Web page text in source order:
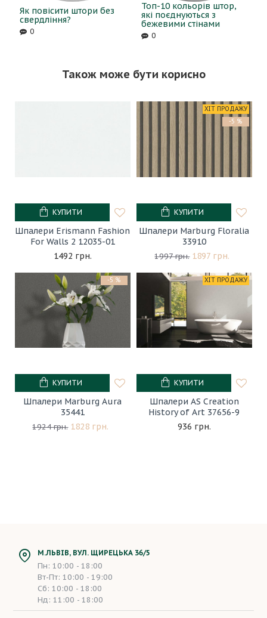
Як повісити штори без
свердління?
0
Топ-10 кольорів штор,
які поєднуються з
бежевими стінами
0
Також може бути корисно
Шпалери Erismann Fashion
For Walls 2 12035-01
1492 грн.
КУПИТИ
ХІТ ПРОДАЖУ
-5 %
Шпалери Marburg Floralia
33910
1997 грн. 1897 грн.
КУПИТИ
-5 %
Шпалери Marburg Aura
35441
1924 грн. 1828 грн.
КУПИТИ
ХІТ ПРОДАЖУ
Шпалери AS Creation
History of Art 37656-9
936 грн.
КУПИТИ
М.ЛЬВІВ, ВУЛ. ЩИРЕЦЬКА 36/5
Пн: 10:00 - 18:00
Вт-Пт: 10:00 - 19:00
Сб: 10:00 - 18:00
Нд: 11:00 - 18:00